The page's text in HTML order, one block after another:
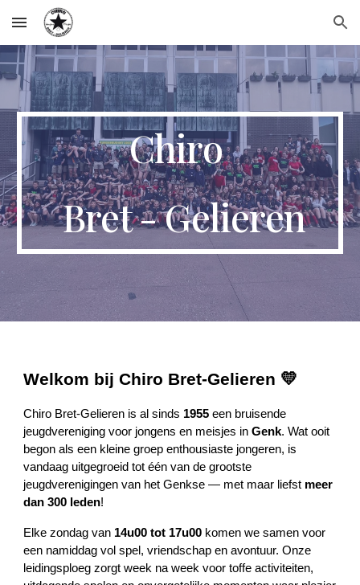
Skip to main content Skip to navigation
Chiro
Bret - Gelieren
Welkom bij Chiro Bret-Gelieren 💛
Chiro Bret-Gelieren is al sinds 1955 een bruisende
jeugdvereniging voor jongens en meisjes inGenk. Wat ooit
begon als een kleine groep enthousiaste jongeren, is
vandaag uitgegroeid tot één van de grootste
jeugdverenigingen van het Genkse — met maar liefst meer
dan 300 leden!
Elke zondag van 14u00 tot 17u00 komen we samen voor
een namiddag vol spel, vriendschap en avontuur. Onze
leidingsploeg zorgt week na week voor toffe activiteiten,